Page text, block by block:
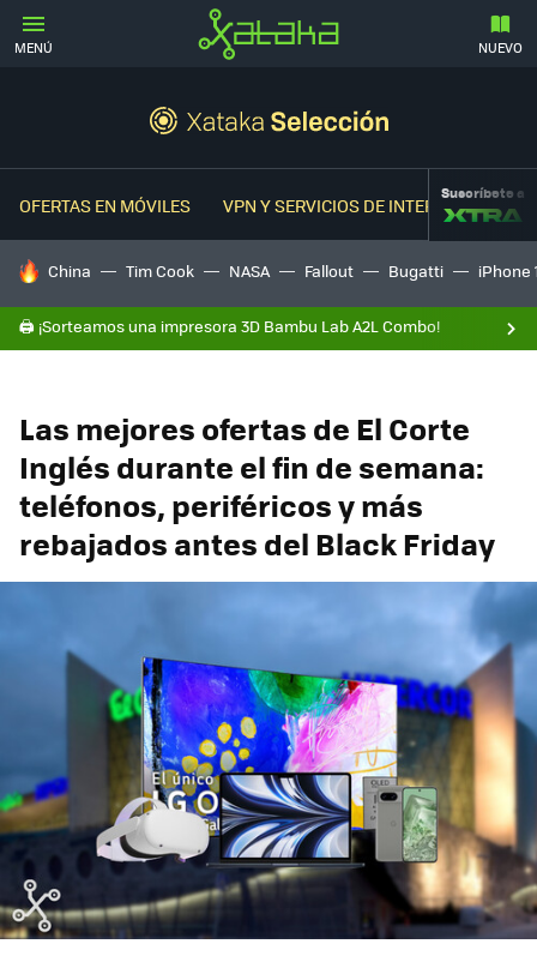
MENÚ NUEVO
OFERTAS EN MÓVILES VPN Y SERVICIOS DE INTERNETSuscríbete a
HOY SE HABLA DE
China Tim Cook NASA Fallout Bugatti iPhone
🖨️ ¡Sorteamos una impresora 3D Bambu Lab A2L Combo!
Las mejores ofertas de El Corte
Inglés durante el fin de semana:
teléfonos, periféricos y más
rebajados antes del Black Friday